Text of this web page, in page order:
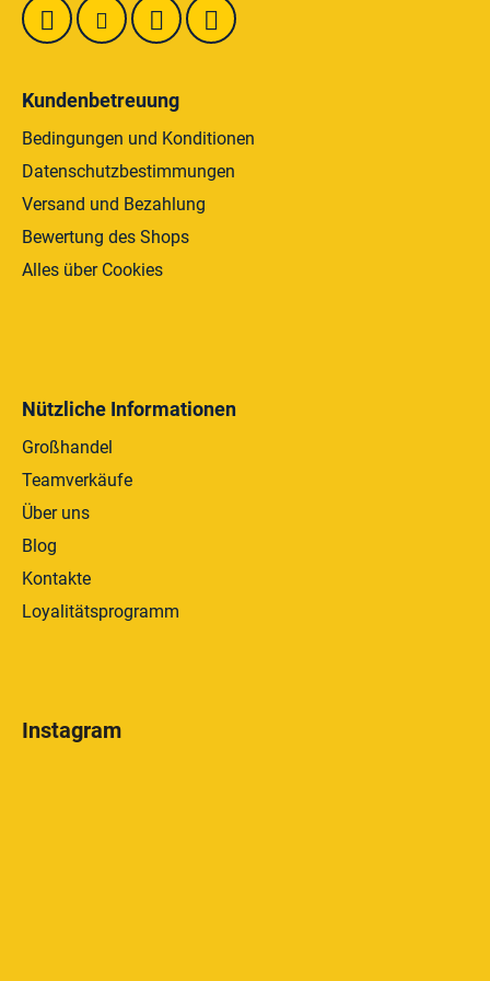
t
Kundenbetreuung
Bedingungen und Konditionen
Datenschutzbestimmungen
Versand und Bezahlung
Bewertung des Shops
Alles über Cookies
Nützliche Informationen
Großhandel
Teamverkäufe
Über uns
Blog
Kontakte
Loyalitätsprogramm
Instagram